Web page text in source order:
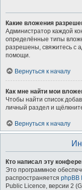
Какие вложения
Администратор каждой
определённые типы
разрешены, свяжитесь с
помощи.
Вернуться к началу
Как мне найти мои
Чтобы найти список
личный раздел и
Вернуться к началу
Кто написал эту
Это программное
распространяется phpBB
Public Licence, версии 2